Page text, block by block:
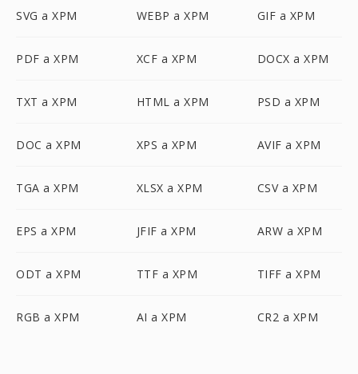
SVG a XPM WEBP a XPM GIF a XPM
PDF a XPM XCF a XPM DOCX a XPM
TXT a XPM HTML a XPM PSD a XPM
DOC a XPM XPS a XPM AVIF a XPM
TGA a XPM XLSX a XPM CSV a XPM
EPS a XPM JFIF a XPM ARW a XPM
ODT a XPM TTF a XPM TIFF a XPM
RGB a XPM AI a XPM CR2 a XPM